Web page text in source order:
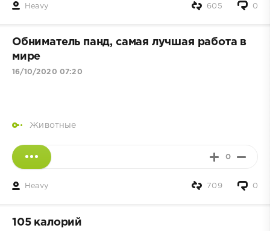
Heavy 0
605
Обниматель панд, самая лучшая работа в
мире
16/10/2020 07:20
Животные
0
Heavy 0
709
105 калорий